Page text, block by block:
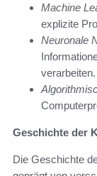
Machine
explizite
Neuronale
verarbeiten.
Geschichte der
Die Geschichte